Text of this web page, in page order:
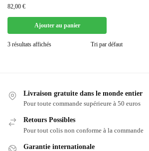
82,00 €
Ajouter au panier
3 résultats affichés
Livraison gratuite dans le monde entier
Pour toute commande supérieure à 50 euros
Retours Possibles
Pour tout colis non conforme à la commande
Garantie internationale